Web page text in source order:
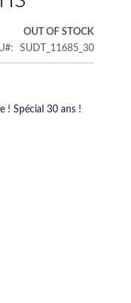
OUT OF STOCK
SUDT_11685_30
! Spécial 30 ans !